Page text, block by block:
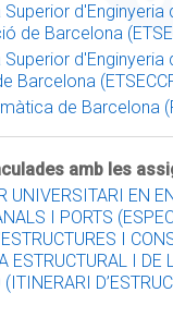
d'Enginyeria
de Barcelona
d'Enginyeria
Barcelona
de Barcelona
amb les
UNIVERSITARI EN
I PORTS
I
ESTRUCTURAL I DE